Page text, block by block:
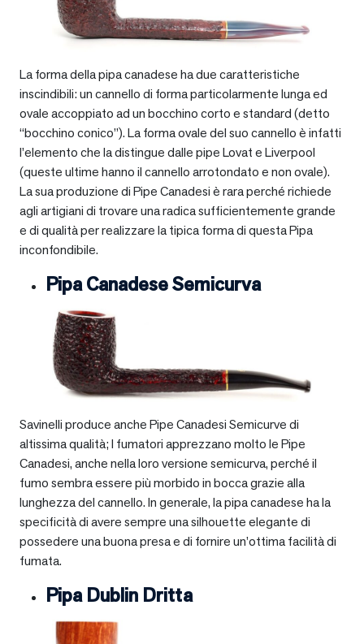
La forma della pipa canadese ha due caratteristiche
inscindibili: un cannello di forma particolarmente lunga ed
ovale accoppiato ad un bocchino corto e standard (detto
“bocchino conico”). La forma ovale del suo cannello è infatti
l’elemento che la distingue dalle pipe Lovat e Liverpool
(queste ultime hanno il cannello arrotondato e non ovale).
La sua produzione di Pipe Canadesi è rara perché richiede
agli artigiani di trovare una radica sufficientemente grande
e di qualità per realizzare la tipica forma di questa Pipa
inconfondibile.
Pipa Canadese Semicurva
Savinelli produce anche Pipe Canadesi Semicurve di
altissima qualità; I fumatori apprezzano molto le Pipe
Canadesi, anche nella loro versione semicurva, perché il
fumo sembra essere più morbido in bocca grazie alla
lunghezza del cannello. In generale, la pipa canadese ha la
specificità di avere sempre una silhouette elegante di
possedere una buona presa e di fornire un’ottima facilità di
fumata.
Pipa Dublin Dritta